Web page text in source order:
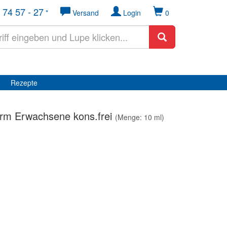
0
Login
Versand
57 - 27*
Rezepte
Erwachsene kons.frei (Menge: 10 ml)